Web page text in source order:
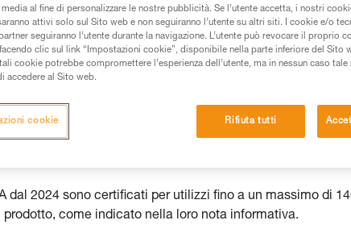
dell’istruzione tecnica per poter capire queste
una formazione ed un addestramento specifico.
di rifare la manovra, da soli, in piena sicurezza,
attività. Ne possono esistere altre che non
dal 2024 sono certificati per utilizzi fino a un massimo di
come indicato nella loro nota informativa.
al fine di personalizzare le nostre pubblicità. Se l’utente accetta, i nostri
attivi solo sul Sito web e non seguiranno l’utente su altri siti. I cookie e/o
seguiranno l’utente durante la navigazione. L’utente può revocare il proprio
clic sul link “Impostazioni cookie”, disponibile nella parte inferiore del Sito
cookie potrebbe compromettere l’esperienza dell’utente, ma in nessun caso
accedere al Sito web.
Rifiuta tutti
cookie